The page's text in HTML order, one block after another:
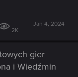
2K
Jan 4, 2024
gier
i Wiedźmin